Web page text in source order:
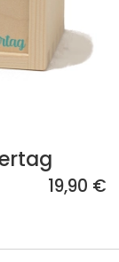
19,90 €